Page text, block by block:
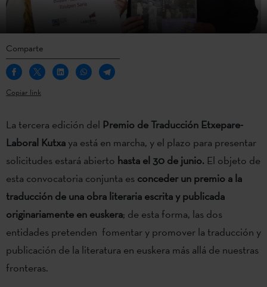
Comparte
Copiar link
La tercera edición del Premio de Traducción Etxepare-
Laboral Kutxa ya está en marcha, y el plazo para presentar
solicitudes estará abierto hasta el 30 de junio. El objeto de
esta convocatoria conjunta es conceder un premio a la
traducción de una obra literaria escrita y publicada
originariamente en euskera; de esta forma, las dos
entidades pretenden fomentar y promover la traducción y
publicación de la literatura en euskera más allá de nuestras
fronteras.